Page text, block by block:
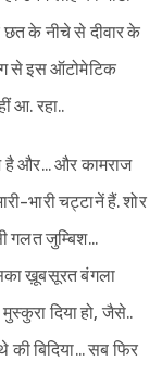
छत के नीचे से दीवार के
से इस ऑटोमेटिक
आ. रहा..
है और... और कामराज
भारी चट्टानें हैं. शोर
गलत जुम्बिश...
ख़ूबसूरत बंगला
दिया हो, जैसे..
की बिदिया... सब फिर